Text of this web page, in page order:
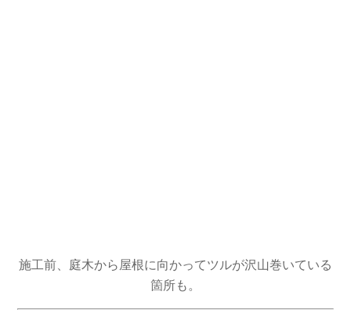
施工前、庭木から屋根に向かってツルが沢山巻いている
箇所も。